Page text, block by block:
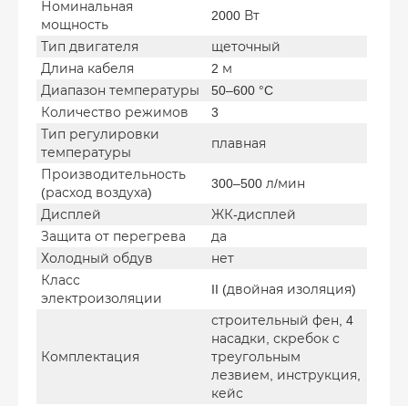
Номинальная
мощность
2000 Вт
Тип двигателя
щеточный
Длина кабеля
2 м
Диапазон температуры
50–600 °C
Количество режимов
3
Тип регулировки
температуры
плавная
Производительность
(расход воздуха)
300–500 л/мин
Дисплей
ЖК-дисплей
Защита от перегрева
да
Холодный обдув
нет
Класс
электроизоляции
II (двойная изоляция)
Комплектация
строительный фен, 4
насадки, скребок с
треугольным
лезвием, инструкция,
кейс